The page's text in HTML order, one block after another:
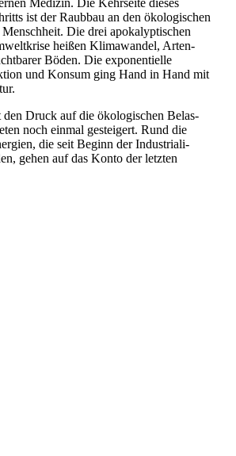
ist der Raubbau an den ökolo­gi­schen
Die drei apoka­lyp­ti­schen
heißen Klima­wandel, Arten­
Böden. Die exponen­tielle
und Konsum ging Hand in Hand mit
Druck auf die ökolo­gi­schen Belas­
noch einmal gesteigert. Rund die
die seit Beginn der Indus­tria­li­
gehen auf das Konto der letzten